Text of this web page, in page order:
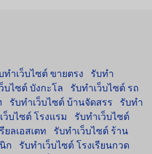
ทำเว็บไซต์ ขายตรง
รับทำ
บไซต์ บังกะโล
รับทำเว็บไซต์ รถ
รับทำเว็บไซต์ บ้านจัดสรร
รับทำ
ว็บไซต์ โรงแรม
รับทำเว็บไซต์
ยลเอสเตท
รับทำเว็บไซต์ ร้าน
ก
รับทำเว็บไซต์ โรงเรียนกวด